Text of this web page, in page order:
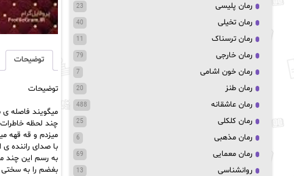
توضیحات
توضیحات
میگویند فاصله
چند لحظه
میزدم و قه قهه
با صدای راننده
به رسم این چند
بغضم را به سختی
رمان پلیسی 23
رمان تخیلی 40
رمان ترسناک 11
رمان خارجی 79
رمان خون اشامی 7
رمان طنز 20
رمان عاشقانه 488
رمان کلکلی 25
رمان مذهبی 6
رمان معمایی 69
روانشناسی 13